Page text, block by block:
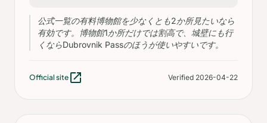
公式一覧の有料博物館を少なくとも2か所見たいなら
有効です。博物館1か所だけでは割高で、城壁にも行
くならDubrovnik Passのほうが使いやすいです。
Official site open_in_new Verified 2026-04-22